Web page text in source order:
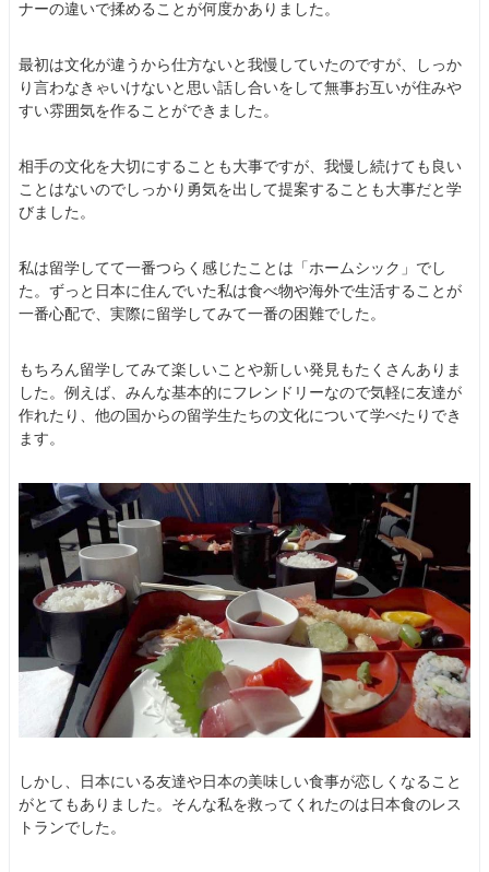
ナーの違いで揉めることが何度かありました。
最初は文化が違うから仕方ないと我慢していたのですが、しっか
り言わなきゃいけないと思い話し合いをして無事お互いが住みや
すい雰囲気を作ることができました。
相手の文化を大切にすることも大事ですが、我慢し続けても良い
ことはないのでしっかり勇気を出して提案することも大事だと学
びました。
私は留学してて一番つらく感じたことは「ホームシック」でし
た。ずっと日本に住んでいた私は食べ物や海外で生活することが
一番心配で、実際に留学してみて一番の困難でした。
もちろん留学してみて楽しいことや新しい発見もたくさんありま
した。例えば、みんな基本的にフレンドリーなので気軽に友達が
作れたり、他の国からの留学生たちの文化について学べたりでき
ます。
しかし、日本にいる友達や日本の美味しい食事が恋しくなること
がとてもありました。そんな私を救ってくれたのは日本食のレス
トランでした。